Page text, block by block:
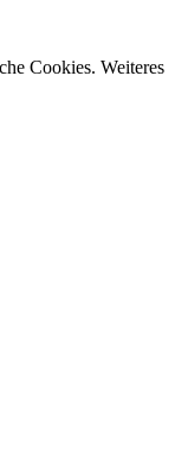
Cookies. Weiteres